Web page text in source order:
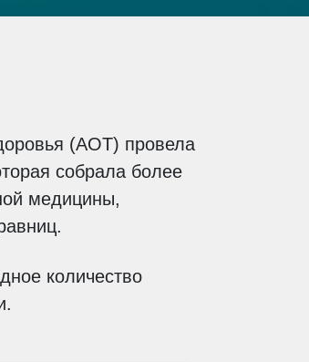
(АОТ) провела
собрала более
медицины,
количество